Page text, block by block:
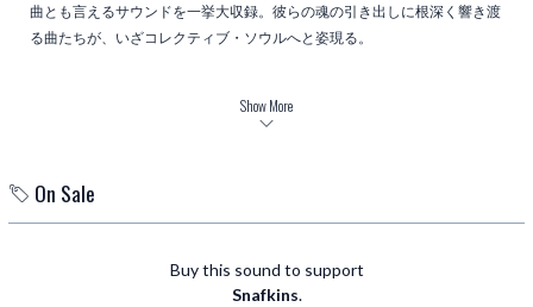
曲とも言えるサウンドを一挙大収録。彼らの魂の引き出しに根深く響き渡
る曲たちが、いざコレクティブ・ソウルへと姿現る。
Tom’s diner ～ introduction(Suzanne Vega)
I Feel The Earth Move(Carole King)
What You Won’t Do for Love(Bobby Caldwell)
Fantasy(Earth, Wind & Fire)
Show More
On Sale
Buy this sound to support
Snafkins.